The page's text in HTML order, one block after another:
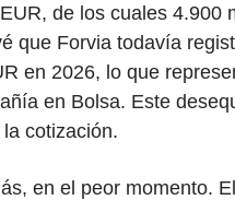
de los cuales 4.900
que Forvia todavía
en 2026, lo que
en Bolsa. Este
cotización.
en el peor momento.